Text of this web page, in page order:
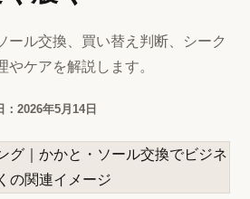
ール交換、買い替え判断、シーク
やケアを解説します。
：2026年5月14日